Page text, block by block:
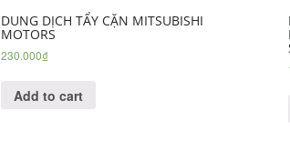
DUNG DỊCH TẨY CẶN MITSUBISHI
MOTORS
230.000₫
Add to cart